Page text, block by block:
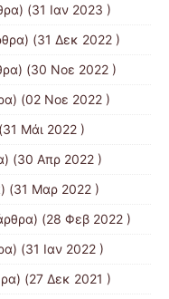
(31 Ιαν 2023 )
(31 Δεκ 2022 )
(30 Νοε 2022 )
(02 Νοε 2022 )
Μάι 2022 )
(30 Απρ 2022 )
(31 Μαρ 2022 )
(28 Φεβ 2022 )
(31 Ιαν 2022 )
(27 Δεκ 2021 )